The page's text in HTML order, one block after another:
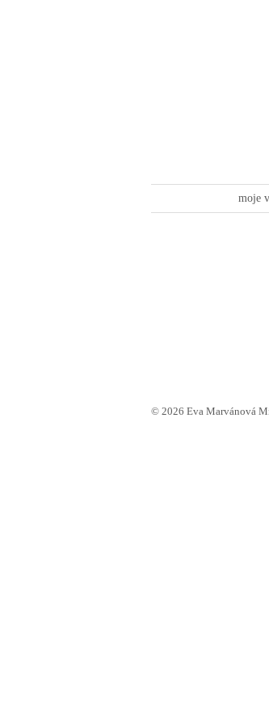
moje
© 2026 Eva Marvánová